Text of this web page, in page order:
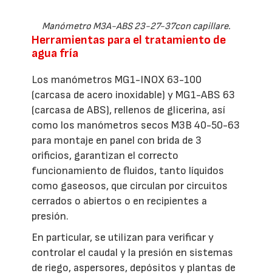
Manómetro M3A-ABS 23-27-37con capillare.
Herramientas para el tratamiento de
agua fría
Los manómetros MG1-INOX 63-100
(carcasa de acero inoxidable) y MG1-ABS 63
(carcasa de ABS), rellenos de glicerina, así
como los manómetros secos M3B 40-50-63
para montaje en panel con brida de 3
orificios, garantizan el correcto
funcionamiento de fluidos, tanto líquidos
como gaseosos, que circulan por circuitos
cerrados o abiertos o en recipientes a
presión.
En particular, se utilizan para verificar y
controlar el caudal y la presión en sistemas
de riego, aspersores, depósitos y plantas de